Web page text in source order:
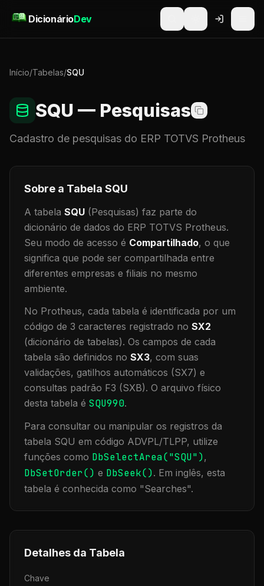
DicionárioDev
Início/Tabelas/SQU
SQU — Pesquisas
Cadastro de pesquisas do ERP TOTVS Protheus
Sobre a Tabela SQU
A tabela SQU (Pesquisas) faz parte do
dicionário de dados do ERP TOTVS Protheus.
Seu modo de acesso é Compartilhado, o que
significa que pode ser compartilhada entre
diferentes empresas e filiais no mesmo
ambiente.
No Protheus, cada tabela é identificada por um
código de 3 caracteres registrado no SX2
(dicionário de tabelas). Os campos de cada
tabela são definidos no SX3, com suas
validações, gatilhos automáticos (SX7) e
consultas padrão F3 (SXB). O arquivo físico
desta tabela é SQU990.
Para consultar ou manipular os registros da
tabela SQU em código ADVPL/TLPP, utilize
funções como DbSelectArea("SQU"),
DbSetOrder() e DbSeek(). Em inglês, esta
tabela é conhecida como "Searches".
Detalhes da Tabela
Chave